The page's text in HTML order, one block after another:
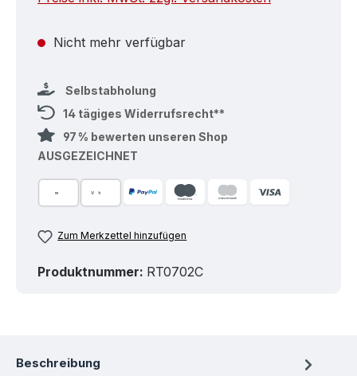
Nicht mehr verfügbar
Selbstabholung
14 tägiges Widerrufsrecht**
97 % bewerten unseren Shop
AUSGEZEICHNET
Zum Merkzettel hinzufügen
Produktnummer: RT0702C
Beschreibung